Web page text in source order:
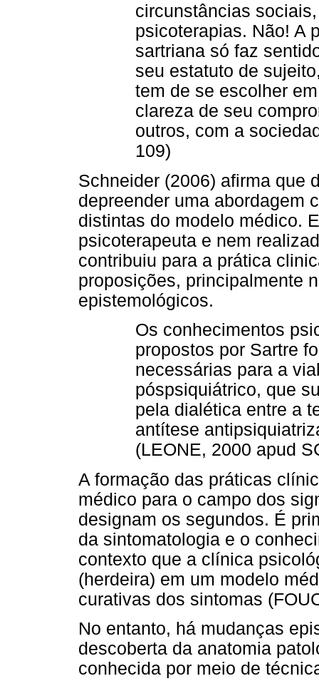
circunstâncias
psicoterapias. Não! A
sartriana só faz
seu estatuto de
tem de se escolher
clareza de seu
outros, com a
109)
Schneider (2006) afirma que
depreender uma abordagem
distintas do modelo médico.
psicoterapeuta e nem
contribuiu para a prática
proposições, principalmente
epistemológicos.
Os conhecimentos
propostos por Sartre
necessárias para a
póspsiquiátrico, que
pela dialética entre a
antítese
(LEONE, 2000 apud
A formação das práticas
médico para o campo dos
designam os segundos. É
da sintomatologia e o
contexto que a clínica
(herdeira) em um modelo
curativas dos sintomas
No entanto, há mudanças
descoberta da anatomia
conhecida por meio de